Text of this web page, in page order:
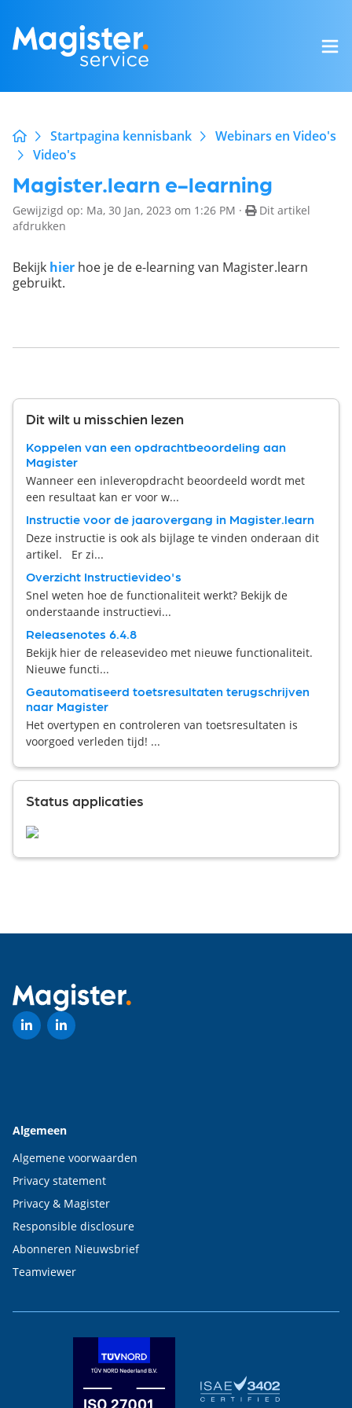
Startpagina kennisbank
Webinars en Video's
Video's
Magister.learn e-learning
Gewijzigd op: Ma, 30 Jan, 2023 om 1:26 PM ·
Dit artikel
afdrukken
Bekijk hier hoe je de e-learning van Magister.learn
gebruikt.
Dit wilt u misschien lezen
Koppelen van een opdrachtbeoordeling aan
Magister
Wanneer een inleveropdracht beoordeeld wordt met
een resultaat kan er voor w...
Instructie voor de jaarovergang in Magister.learn
Deze instructie is ook als bijlage te vinden onderaan dit
artikel. Er zi...
Overzicht Instructievideo's
Snel weten hoe de functionaliteit werkt? Bekijk de
onderstaande instructievi...
Releasenotes 6.4.8
Bekijk hier de releasevideo met nieuwe functionaliteit.
Nieuwe functi...
Geautomatiseerd toetsresultaten terugschrijven
naar Magister
Het overtypen en controleren van toetsresultaten is
voorgoed verleden tijd! ...
Status applicaties
Algemeen
Algemene voorwaarden
Privacy statement
Privacy & Magister
Responsible disclosure
Abonneren Nieuwsbrief
Teamviewer